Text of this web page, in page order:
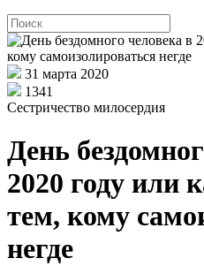
31 марта 2020
1341
Сестричество милосердия
День
2020 году или
тем, кому
негде